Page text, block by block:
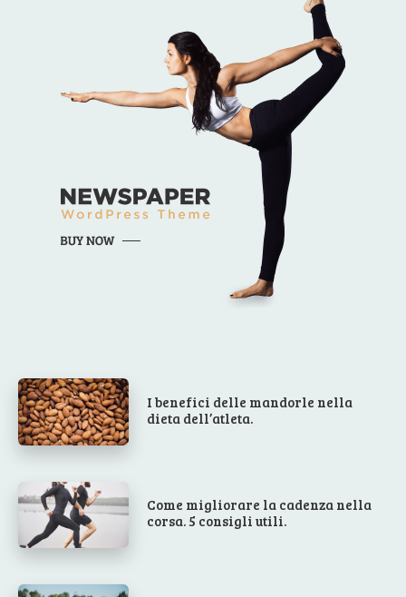
I benefici delle mandorle nella
dieta dell’atleta.
Come migliorare la cadenza nella
corsa. 5 consigli utili.